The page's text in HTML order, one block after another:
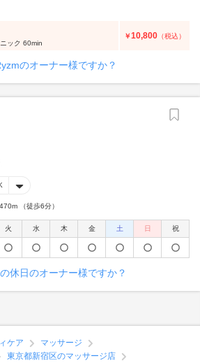
ック 60min
￥10,800 （税込）
のオーナー様ですか？
（徒歩6分）
火 水 木 金 土 日 祝
休日のオーナー様ですか？
ケア
マッサージ
東京都新宿区のマッサージ店